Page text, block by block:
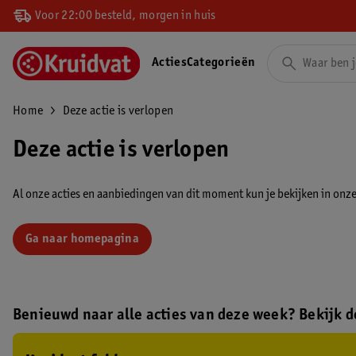
Voor 22:00 besteld, morgen in huis
ActiesCategorieën
Home Deze actie is verlopen
Deze actie is verlopen
Al onze acties en aanbiedingen van dit moment kun je bekijken in
Ga naar homepagina
Benieuwd naar alle acties van deze week? Bekijk